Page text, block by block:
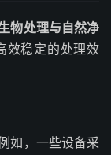
物处理与自然净
效稳定的处理效
如，一些设备采